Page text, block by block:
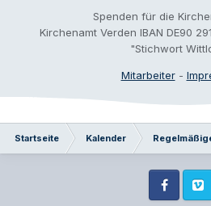
Spenden für die
Kirchenamt Verden IBAN DE90
"Stichwort
Mitarbeiter-
Startseite Kalender
FacebookVimeo